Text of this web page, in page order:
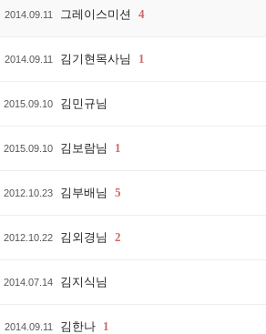
2014.09.11 그레이스미션 4
2014.09.11 김기현목사님 1
2015.09.10 김민규님
2015.09.10 김보람님 1
2012.10.23 김부배님 5
2012.10.22 김외경님 2
2014.07.14 김지식님
2014.09.11 김한나 1